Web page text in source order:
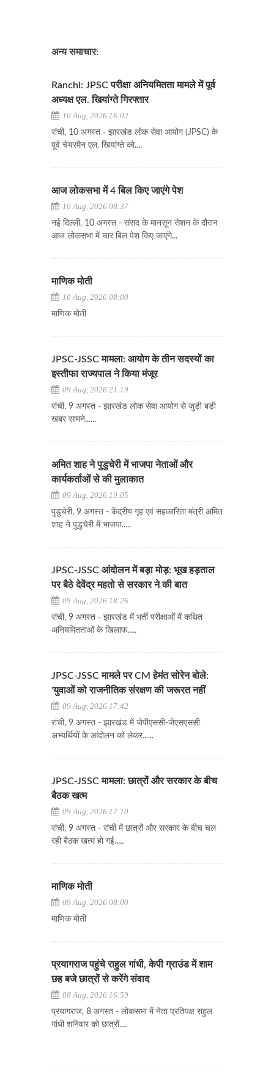
अन्य समाचार:
Ranchi: JPSC परीक्षा अनियमितता मामले में पूर्व
अध्यक्ष एल. खियांग्ते गिरफ्तार
10 Aug, 2026 16:02
रांची, 10 अगस्त - झारखंड लोक सेवा आयोग (JPSC) के
पूर्व चेयरमैन एल. खियांग्ते को....
आज लोकसभा में 4 बिल किए जाएंगे पेश
10 Aug, 2026 08:37
नई दिल्ली, 10 अगस्त - संसद के मानसून सेशन के दौरान
आज लोकसभा में चार बिल पेश किए जाएंगे...
माणिक मोती
10 Aug, 2026 08:00
माणिक मोती
JPSC-JSSC मामला: आयोग के तीन सदस्यों का
इस्तीफा राज्यपाल ने किया मंजूर
09 Aug, 2026 21:19
रांची, 9 अगस्त - झारखंड लोक सेवा आयोग से जुड़ी बड़ी
खबर सामने......
अमित शाह ने पुडुचेरी में भाजपा नेताओं और
कार्यकर्ताओं से की मुलाकात
09 Aug, 2026 19:05
पुडुचेरी, 9 अगस्त - केंद्रीय गृह एवं सहकारिता मंत्री अमित
शाह ने पुडुचेरी में भाजपा.....
JPSC-JSSC आंदोलन में बड़ा मोड़: भूख हड़ताल
पर बैठे देवेंद्र महतो से सरकार ने की बात
09 Aug, 2026 18:26
रांची, 9 अगस्त - झारखंड में भर्ती परीक्षाओं में कथित
अनियमितताओं के खिलाफ.....
JPSC-JSSC मामले पर CM हेमंत सोरेन बोले:
'युवाओं को राजनीतिक संरक्षण की जरूरत नहीं
09 Aug, 2026 17:42
रांची, 9 अगस्त - झारखंड में जेपीएससी-जेएसएससी
अभ्यर्थियों के आंदोलन को लेकर......
JPSC-JSSC मामला: छात्रों और सरकार के बीच
बैठक खत्म
09 Aug, 2026 17:10
रांची, 9 अगस्त - रांची में छात्रों और सरकार के बीच चल
रही बैठक खत्म हो गई.....
माणिक मोती
09 Aug, 2026 08:00
माणिक मोती
प्रयागराज पहुंचे राहुल गांधी, केपी ग्राउंड में शाम
छह बजे छात्रों से करेंगे संवाद
08 Aug, 2026 16:59
प्रयागराज, 8 अगस्त - लोकसभा में नेता प्रतिपक्ष राहुल
गांधी शनिवार को छात्रों....